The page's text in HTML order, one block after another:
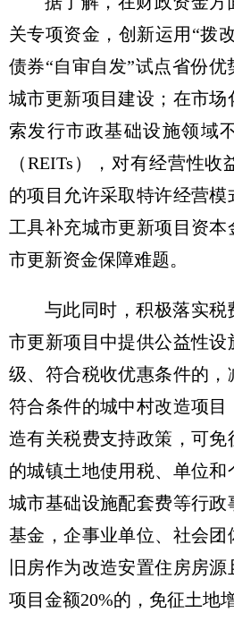
关专项资金，创新运用“拨
债券“自审自发”试点省份
城市更新项目建设；在市场
索发行市政基础设施领域
（REITs），对有经营性
的项目允许采取特许经营
工具补充城市更新项目资
市更新资金保障难题。
与此同时，积极落实
市更新项目中提供公益性
级、符合税收优惠条件的
符合条件的城中村改造项目
造有关税费支持政策，可免
的城镇土地使用税、单位
城市基础设施配套费等行政
基金，企事业单位、社会团
旧房作为改造安置住房房
项目金额20%的，免征土地